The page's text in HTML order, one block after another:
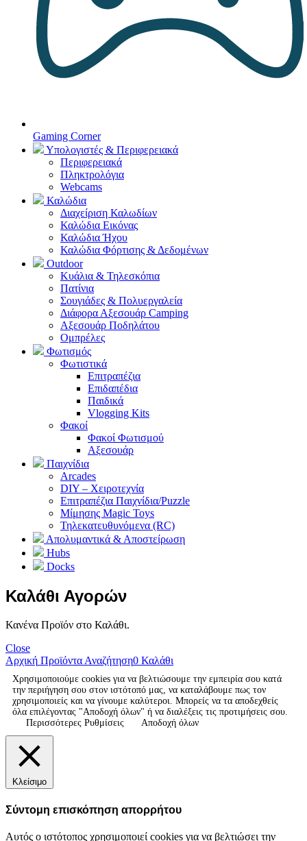
Gaming Corner
Υπολογιστές & Περιφερειακά
Περιφερειακά
Πληκτρολόγια
Webcams
Καλώδια
Διαχείριση Καλωδίων
Καλώδια Εικόνας
Καλώδια Ήχου
Καλώδια Φόρτισης & Δεδομένων
Outdoor
Κυάλια & Τηλεσκόπια
Πατίνια
Σουγιάδες & Πολυεργαλεία
Διάφορα Αξεσουάρ Camping
Αξεσουάρ Ποδηλάτου
Ομπρέλες
Φωτισμός
Φωτιστικά
Επιτραπέζια
Επιδαπέδια
Παιδικά
Vlogging Kits
Φακοί
Φακοί Φωτισμού
Αξεσουάρ
Παιχνίδια
Arcades
DIY – Χειροτεχνία
Επιτραπέζια Παιχνίδια/Puzzle
Μίμησης Magic Toys
Τηλεκατευθυνόμενα (RC)
Απολυμαντικά & Αποστείρωση
Hubs
Docks
Καλάθι Αγορών
Κανένα Προϊόν στο Καλάθι.
Close
Αρχική ΠροϊόνταΑναζήτηση0 Καλάθι
Χρησιμοποιούμε cookies για να βελτιώσουμε την εμπειρία σου κατά
την περιήγηση σου στον ιστότοπό μας, να καταλάβουμε πως τον
χρησιμοποιείς και να γίνουμε καλύτεροι. Μπορείς να τα αποδεχθείς
όλα επιλέγοντας "Αποδοχή όλων" ή να διαλέξεις τις προτιμήσεις σου.
Περισσότερες Ρυθμίσεις
Αποδοχή όλων
Κλείσιμο
Σύντομη επισκόπηση απορρήτου
Αυτός ο ιστότοπος χρησιμοποιεί cookies για να βελτιώσει την